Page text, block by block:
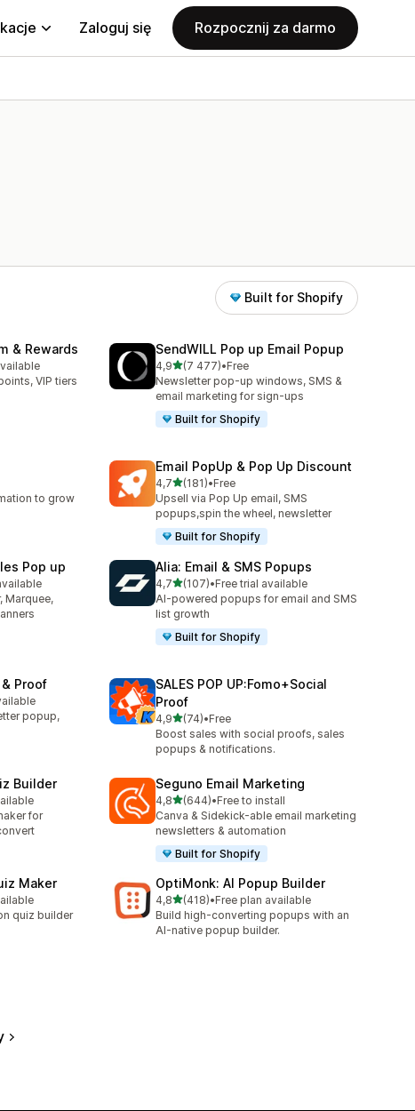
Zaloguj się Rozpocznij za darmo
Built for Shopify
& Rewards
VIP tiers
SendWILL Pop up Email Popup
4,9na 5 gwiazdek
(7 477)
Łączna liczba recenzji: 7477
•Free
Newsletter pop-up windows, SMS &
email marketing for sign-ups
Built for Shopify
to grow
Email PopUp & Pop Up Discount
4,7na 5 gwiazdek
(181)
Łączna liczba recenzji: 181
•Free
Upsell via Pop Up email, SMS
popups,spin the wheel, newsletter
Built for Shopify
Pop up
Marquee,
Alia: Email & SMS Popups
4,7na 5 gwiazdek
(107)
Łączna liczba recenzji: 107
•Free trial available
AI-powered popups for email and SMS
list growth
Built for Shopify
Proof
popup,
SALES POP UP:Fomo+Social
Proof
4,9na 5 gwiazdek
(74)
Łączna liczba recenzji: 74
•Free
Boost sales with social proofs, sales
popups & notifications.
Builder
for
Seguno Email Marketing
4,8na 5 gwiazdek
(644)
Łączna liczba recenzji: 644
•Free to install
Canva & Sidekick-able email marketing
newsletters & automation
Built for Shopify
Maker
quiz builder
OptiMonk: AI Popup Builder
4,8na 5 gwiazdek
(418)
Łączna liczba recenzji: 418
•Free plan available
Build high-converting popups with an
AI-native popup builder.